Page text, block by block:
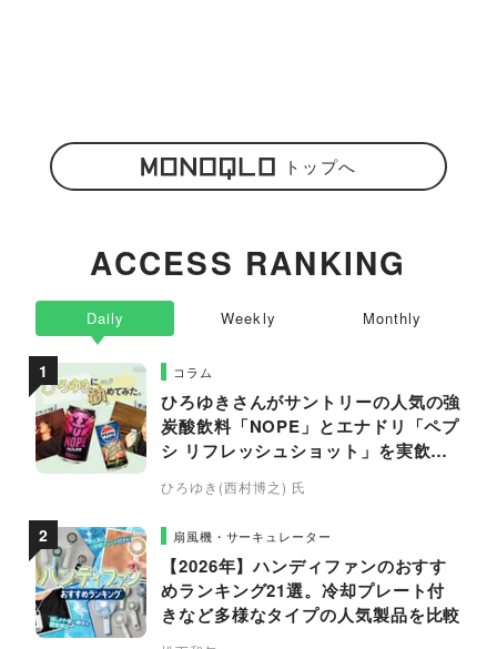
トップへ
ACCESS RANKING
Daily
コラム
ひろゆきさんがサントリーの人気の強
炭酸飲料「NOPE」とエナドリ「ペプ
シ リフレッシュショット」を実飲し
ひろゆき(西村博之) 氏
扇風機・サーキュレーター
【2026年】ハンディファンのおすす
めランキング21選。冷却プレート付
きなど多様なタイプの人気製品を比較
Weekly Monthly